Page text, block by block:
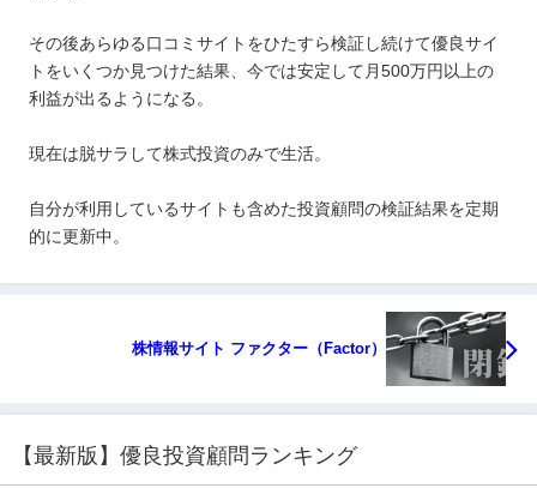
その後あらゆる口コミサイトをひたすら検証し続けて優良サイ
トをいくつか見つけた結果、今では安定して月500万円以上の
利益が出るようになる。
現在は脱サラして株式投資のみで生活。
自分が利用しているサイトも含めた投資顧問の検証結果を定期
的に更新中。
株情報サイト ファクター（Factor）
【最新版】優良投資顧問ランキング